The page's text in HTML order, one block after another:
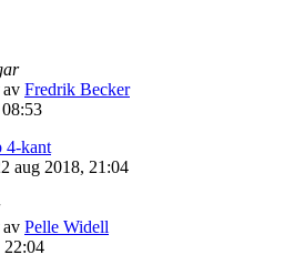
av Fredrik Becker
4-kant
aug 2018, 21:04
av Pelle Widell
22:04